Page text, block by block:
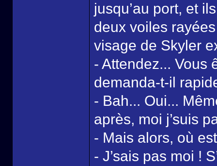
jusqu’au port, et
deux voiles
visage de Skyler
- Attendez... Vous
demanda-t-il
- Bah... Oui...
après, moi j’suis
- Mais alors, où
- J’sais pas moi !